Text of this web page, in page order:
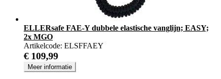
ELLERsafe FAE-Y dubbele elastische vanglijn; EASY;
2x MGO
Artikelcode: ELSFFAEY
€ 109,99
Meer informatie